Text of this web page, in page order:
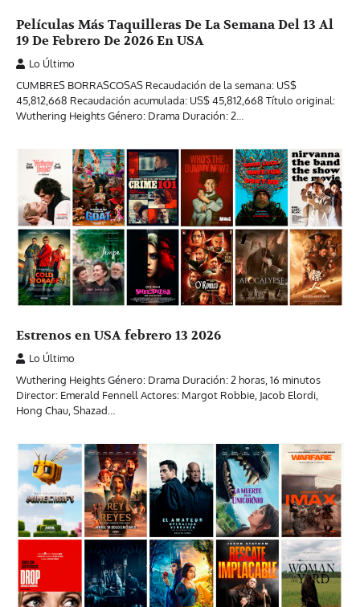
Películas Más Taquilleras De La Semana Del 13 Al
19 De Febrero De 2026 En USA
Lo Último
CUMBRES BORRASCOSAS Recaudación de la semana: US$
45,812,668 Recaudación acumulada: US$ 45,812,668 Título original:
Wuthering Heights Género: Drama Duración: 2…
Estrenos en USA febrero 13 2026
Lo Último
Wuthering Heights Género: Drama Duración: 2 horas, 16 minutos
Director: Emerald Fennell Actores: Margot Robbie, Jacob Elordi,
Hong Chau, Shazad…